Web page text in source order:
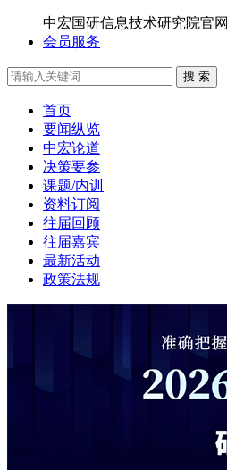
中宏国研信息技术研究院官网
会员服务
搜 索
首页
要闻纵览
中宏论道
决策要参
课题/内训
资料订阅
往届回顾
往届嘉宾
最新活动
政策法规